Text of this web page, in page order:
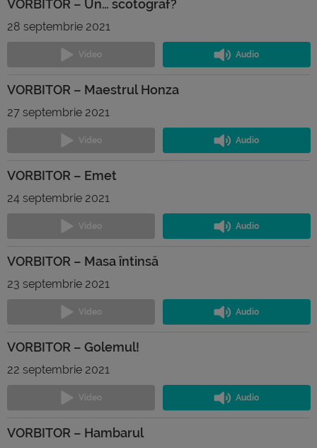
VORBITOR – Un… scotograf?
28 septembrie 2021
VORBITOR – Maestrul Honza
27 septembrie 2021
VORBITOR – Emet
24 septembrie 2021
VORBITOR – Masa întinsă
23 septembrie 2021
VORBITOR – Golemul!
22 septembrie 2021
VORBITOR – Hambarul